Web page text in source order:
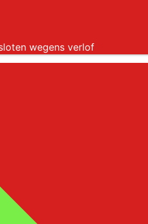
wegens verlof